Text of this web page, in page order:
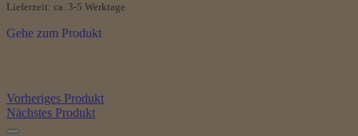
Lieferzeit: ca. 3-5 Werktage
Gehe zum Produkt
Vorheriges Produkt
Nächstes Produkt